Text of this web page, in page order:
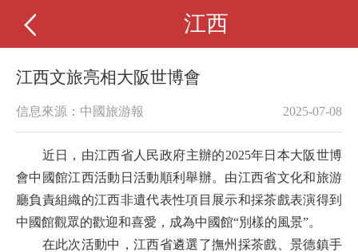
江西
江西文旅亮相大阪世博會
信息來源：中國旅游報 2025-07-08
近日，由江西省人民政府主辦的2025年日本大阪世博
會中國館江西活動日活動順利舉辦。由江西省文化和旅游
廳負責組織的江西非遺代表性項目展示和採茶戲表演得到
中國館觀眾的歡迎和喜愛，成為中國館“別樣的風景”。
在此次活動中，江西省遴選了撫州採茶戲、景德鎮手